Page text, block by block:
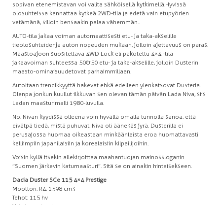
sopivan etenemistavan voi valita sähköisellä kytkimellä. Hyvissä
olosuhteissa kannattaa kytkeä 2WD-tila ja edetä vain etupyörien
vetämänä, silloin bensaakin palaa vähemmän..
AUTO-tila jakaa voiman automaattisesti etu- ja taka-akselille
tieolosuhteiden ja auton nopeuden mukaan, jolloin ajettavuus on paras.
Maastoajoon suositeltava 4WD Lock eli pakotettu 4×4 -tila
jakaa voiman suhteessa 50&50 etu- ja taka-akselille, jolloin Dusterin
maasto-ominaisuudet ovat parhaimmillaan.
Autoltaan trendikkyyttä hakevat ehkä edelleen ylenkatsovat Dusteria.
Olenpa jonkun kuullut ilkkuvan sen olevan tämän päivän Lada Niva, siis
Ladan maasturimalli 1980-luvulla.
No, Nivan kyydissä olleena voin hyvällä omalla tunnolla sanoa, että
eivätpä tiedä, mistä puhuvat. Niva oli äänekäs jyrä. Dusterilla ei
perusajossa huomaa oikeastaan minkäänlaista eroa huomattavasti
kalliimpiin japanilaisiin ja korealaisiin kilpailijoihin.
Voisin kyllä itsekin allekirjoittaa maahantuojan mainossloganin
”Suomen järkevin katumaasturi”. Sitä se on ainakin hintaisekseen.
Dacia Duster SCe 115 4×4 Prestige
Moottori: R4, 1598 cm3
Tehot: 115 hv